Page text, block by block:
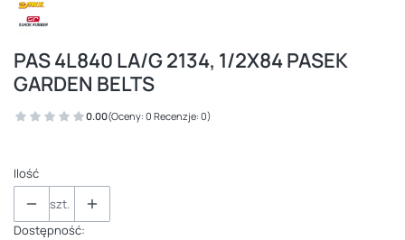
PAS 4L840 LA/G 2134, 1/2X84 PASEK
GARDEN BELTS
0.00(Oceny: 0 Recenzje: 0)
Ilość
szt.
Dostępność: